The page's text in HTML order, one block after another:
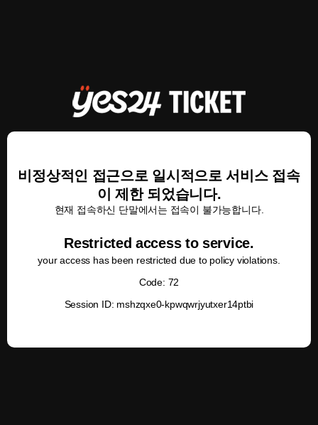
비정상적인 접근으로 일시적으로 서비스 접속
이 제한 되었습니다.
현재 접속하신 단말에서는 접속이 불가능합니다.
Restricted access to service.
your access has been restricted due to policy violations.
Code: 72
Session ID: mshzqxe0-kpwqwrjyutxer14ptbi